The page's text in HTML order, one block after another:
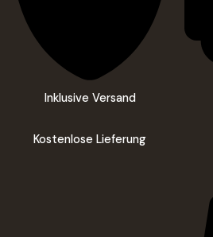
Inklusive Versand
Kostenlose Lieferung